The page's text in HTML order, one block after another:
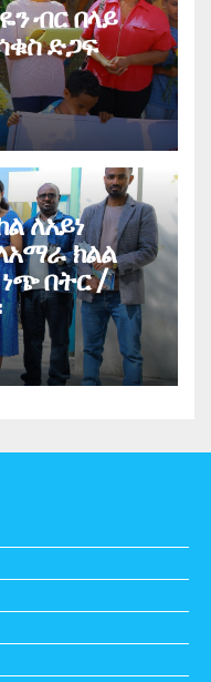
ብር በላይ
ድጋፍ
ለአይነ
ክልል
በትር /